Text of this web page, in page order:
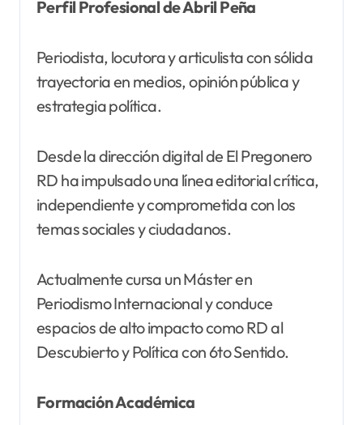
Perfil Profesional de Abril Peña
Periodista, locutora y articulista con sólida
trayectoria en medios, opinión pública y
estrategia política.
Desde la dirección digital de El Pregonero
RD ha impulsado una línea editorial crítica,
independiente y comprometida con los
temas sociales y ciudadanos.
Actualmente cursa un Máster en
Periodismo Internacional y conduce
espacios de alto impacto como RD al
Descubierto y Política con 6to Sentido.
Formación Académica